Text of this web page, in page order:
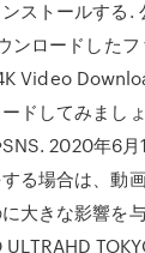
ストールする.
ンロードした
Video
ドしてみまし
2020年6月
る場合は、動
大きな影響を